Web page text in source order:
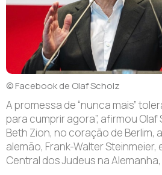
© Facebook de Olaf Scholz
A promessa de “nunca mais”
para cumprir agora”, afirmou
Beth Zion, no coração de Berlim,
alemão, Frank-Walter
Central dos Judeus na